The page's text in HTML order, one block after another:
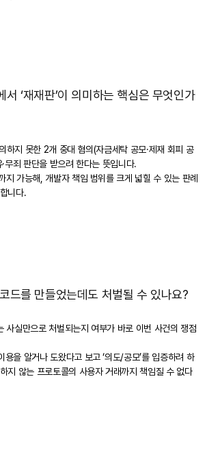
서 ‘재재판’이 의미하는 핵심은 무엇인가
하지 못한 2개 중대 혐의(자금세탁 공모·제재 회피 공
무죄 판단을 받으려 한다는 뜻입니다.
지 가능해, 개발자 책임 범위를 크게 넓힐 수 있는 판례
니다.
드를 만들었는데도 처벌될 수 있나요?
사실만으로 처벌되는지 여부가 바로 이번 사건의 쟁점
용을 알거나 도왔다고 보고 ‘의도/공모’를 입증하려 하
지 않는 프로토콜의 사용자 거래까지 책임질 수 없다